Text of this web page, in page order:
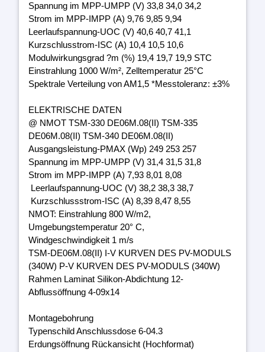
Spannung im MPP-UMPP (V) 33,8 34,0 34,2
Strom im MPP-IMPP (A) 9,76 9,85 9,94
Leerlaufspannung-UOC (V) 40,6 40,7 41,1
Kurzschlusstrom-ISC (A) 10,4 10,5 10,6
Modulwirkungsgrad ?m (%) 19,4 19,7 19,9 STC
Einstrahlung 1000 W/m², Zelltemperatur 25°C
Spektrale Verteilung von AM1,5 *Messtoleranz: ±3%
ELEKTRISCHE DATEN
@ NMOT TSM-330 DE06M.08(II) TSM-335
DE06M.08(II) TSM-340 DE06M.08(II)
Ausgangsleistung-PMAX (Wp) 249 253 257
Spannung im MPP-UMPP (V) 31,4 31,5 31,8
Strom im MPP-IMPP (A) 7,93 8,01 8,08
Leerlaufspannung-UOC (V) 38,2 38,3 38,7
Kurzschlussstrom-ISC (A) 8,39 8,47 8,55
NMOT: Einstrahlung 800 W/m2,
Umgebungstemperatur 20° C,
Windgeschwindigkeit 1 m/s
TSM-DE06M.08(II) I-V KURVEN DES PV-MODULS
(340W) P-V KURVEN DES PV-MODULS (340W)
Rahmen Laminat Silikon-Abdichtung 12-
Abflussöffnung 4-09x14
Montagebohrung
Typenschild Anschlussdose 6-04.3
Erdungsöffnung Rückansicht (Hochformat)